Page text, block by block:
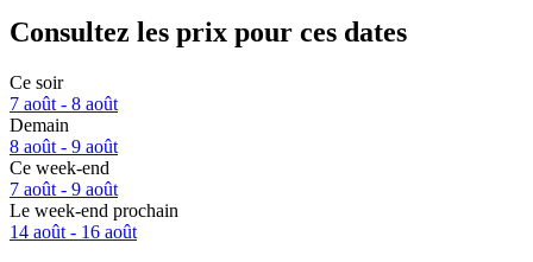
Consultez les prix pour ces dates
Ce soir
7 août - 8 août
Demain
8 août - 9 août
Ce week-end
7 août - 9 août
Le week-end prochain
14 août - 16 août